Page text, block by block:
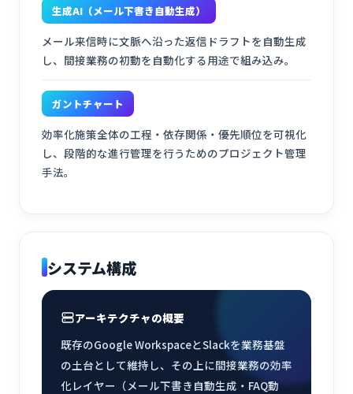
生成AI（メール下書き自動生成）
メール来信時に文脈へ沿った返信ドラフトを自動生成
し、間接業務の初動を自動化する用途で組み込み。
ガントチャート
効率化施策全体の工程・依存関係・優先順位を可視化
し、段階的な進行管理を行うためのプロジェクト管理
手法。
システム構成
アーキテクチャの概要
既存のGoogle WorkspaceとSlackを業務基盤
の土台として維持し、その上に間接業務の効率
化レイヤー（メール下書き自動生成・FAQ動